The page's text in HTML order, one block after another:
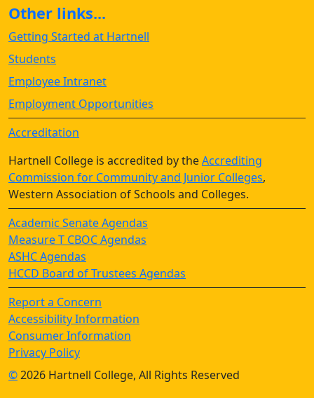
Other links...
Getting Started at Hartnell
Students
Employee Intranet
Employment Opportunities
Accreditation
Hartnell College is accredited by theAccrediting
Commission for Community and Junior Colleges,
Western Association of Schools and Colleges.
Academic Senate Agendas
Measure T CBOC Agendas
ASHC Agendas
HCCD Board of Trustees Agendas
Report a Concern
Accessibility Information
Consumer Information
Privacy Policy
©2026 Hartnell College, All Rights Reserved